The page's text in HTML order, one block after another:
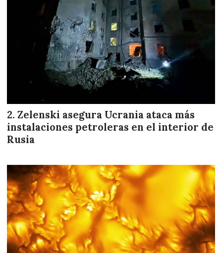
Zelenski asegura Ucrania ataca más
instalaciones petroleras en el interior de
Rusia